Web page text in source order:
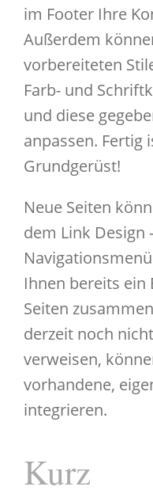
im Footer Ihre
Außerdem
vorbereiteten
Farb- und
und diese
anpassen. Fertig
Grundgerüst!
Neue Seiten
dem Link Design
Ihnen bereits ein
Seiten
derzeit noch
verweisen,
vorhandene,
integrieren.
Kurz